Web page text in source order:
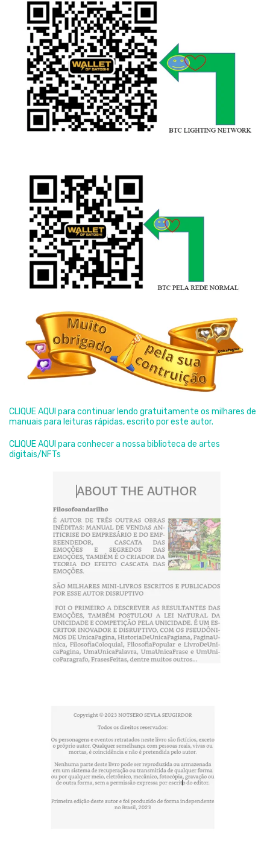
CLIQUE AQUI para continuar lendo gratuitamente os milhares de
manuais para leituras rápidas, escrito por este autor.
CLIQUE AQUI para conhecer a nossa biblioteca de artes
digitais/NFTs